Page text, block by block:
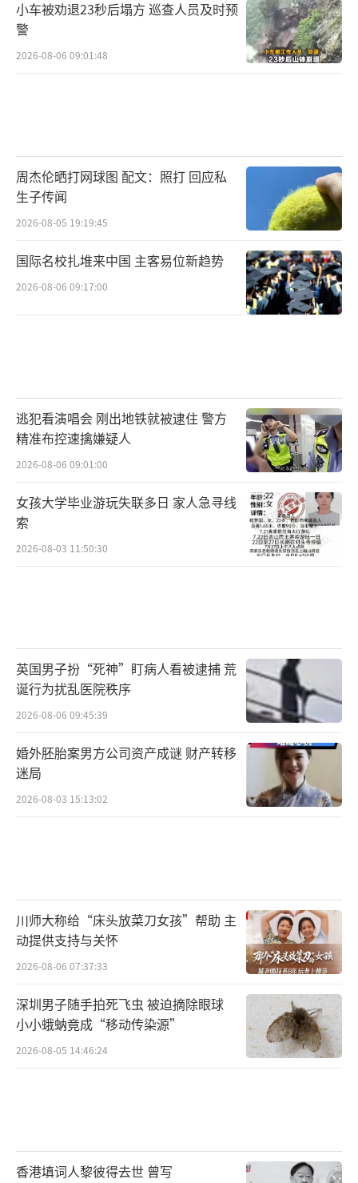
小车被劝退23秒后塌方 巡查人员及时预
警
2026-08-06 09:01:48
周杰伦晒打网球图 配文：照打 回应私
生子传闻
2026-08-05 19:19:45
国际名校扎堆来中国 主客易位新趋势
2026-08-06 09:17:00
逃犯看演唱会 刚出地铁就被逮住 警方
精准布控速擒嫌疑人
2026-08-06 09:01:00
女孩大学毕业游玩失联多日 家人急寻线
索
2026-08-03 11:50:30
英国男子扮“死神”盯病人看被逮捕 荒
诞行为扰乱医院秩序
2026-08-06 09:45:39
婚外胚胎案男方公司资产成谜 财产转移
迷局
2026-08-03 15:13:02
川师大称给“床头放菜刀女孩”帮助 主
动提供支持与关怀
2026-08-06 07:37:33
深圳男子随手拍死飞虫 被迫摘除眼球
小小蛾蚋竟成“移动传染源”
2026-08-05 14:46:24
香港填词人黎彼得去世 曾写